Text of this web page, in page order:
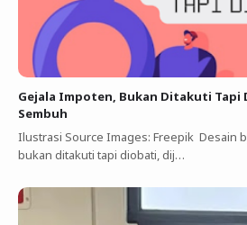
Gejala Impoten, Bukan Ditakuti Tapi
Sembuh
Ilustrasi Source Images: Freepik Desain
bukan ditakuti tapi diobati, dij…